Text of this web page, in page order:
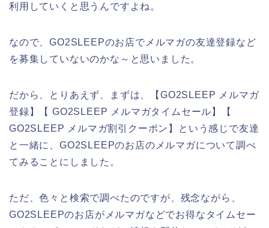
利用していくと思うんですよね。
なので、GO2SLEEPのお店でメルマガの友達登録など
を募集していないのかな～と思いました。
だから、とりあえず、まずは、【GO2SLEEP メルマガ
登録】【 GO2SLEEP メルマガタイムセール】【
GO2SLEEP メルマガ割引クーポン】という感じで友達
と一緒に、GO2SLEEPのお店のメルマガについて調べ
てみることにしました。
ただ、色々と検索で調べたのですが、残念ながら、
GO2SLEEPのお店がメルマガなどでお得なタイムセー